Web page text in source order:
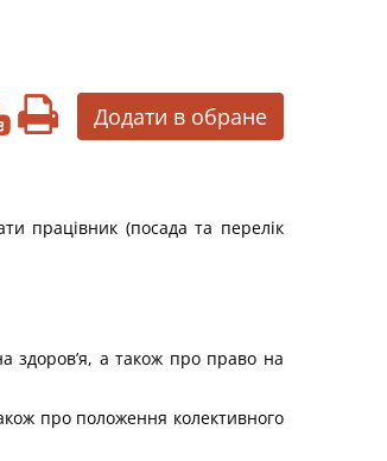
Додати в обране
працівник (посада та перелік
здоров’я, а також про право на
про положення колективного